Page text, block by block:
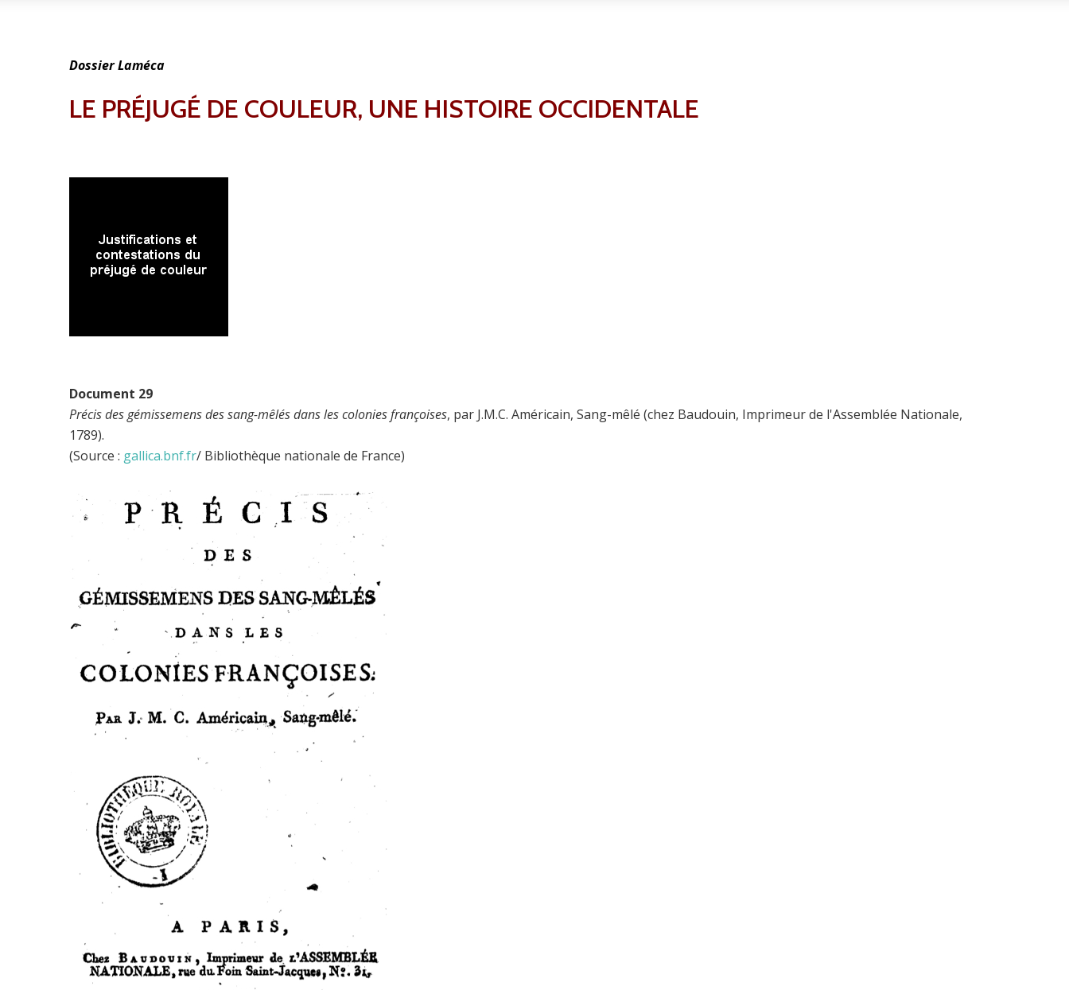
Dossier Laméca
LE PRÉJUGÉ DE COULEUR, UNE HISTOIRE OCCIDENTALE
Document 29
Précis des gémissemens des sang-mêlés dans les colonies françoises, par J.M.C. Américain, Sang-mêlé (chez Baudouin, Imprimeur de l'Assemblée Nationale,
1789).
(Source : gallica.bnf.fr/ Bibliothèque nationale de France)